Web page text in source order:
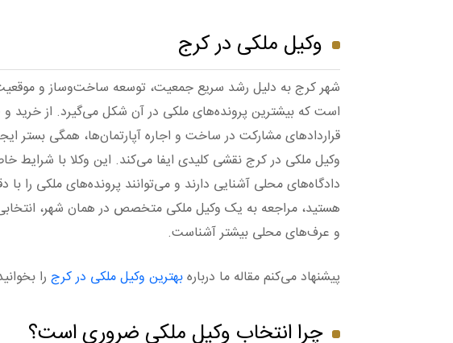
وکیل ملکی در کرج
شهر کرج به دلیل رشد سریع جمعیت، توسعه ساخت‌وساز و موقعیت
است که بیشترین پرونده‌های ملکی در آن شکل می‌گیرد. از خرید
قراردادهای مشارکت در ساخت و اجاره آپارتمان‌ها، همگی بستر
وکیل ملکی در کرج نقشی کلیدی ایفا می‌کند. این وکلا با شرایط
دادگاه‌های محلی آشنایی دارند و می‌توانند پرونده‌های ملکی را
هستید، مراجعه به یک وکیل ملکی متخصص در همان شهر، انتخابی
و عرف‌های محلی بیشتر آشناست.
پیشنهاد می‌کنم مقاله ما دربارهبهترین وکیل ملکی در کرج را
چرا انتخاب وکیل ملکی ضروری است؟